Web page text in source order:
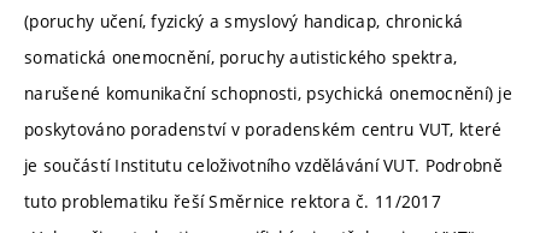
(poruchy učení, fyzický a smyslový handicap, chronická
somatická onemocnění, poruchy autistického spektra,
narušené komunikační schopnosti, psychická onemocnění) je
poskytováno poradenství v poradenském centru VUT, které
je součástí Institutu celoživotního vzdělávání VUT. Podrobně
tuto problematiku řeší Směrnice rektora č. 11/2017